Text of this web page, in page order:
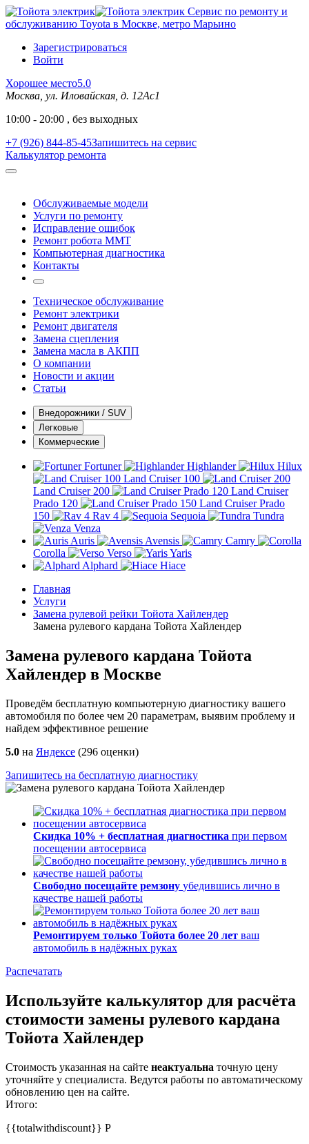
Сервис по ремонту и
обслуживанию Toyota в Москве, метро Марьино
Зарегистрироваться
Войти
Хорошее место5.0
Москва, ул. Иловайская, д. 12Ас1
10:00 - 20:00 , без выходных
+7 (926) 844-85-45Запишитесь на сервис
Калькулятор ремонта
Обслуживаемые модели
Услуги по ремонту
Исправление ошибок
Ремонт робота MMT
Компьютерная диагностика
Контакты
Техническое обслуживание
Ремонт электрики
Ремонт двигателя
Замена сцепления
Замена масла в АКПП
О компании
Новости и акции
Статьи
Внедорожники / SUV
Легковые
Коммерческие
Fortuner Highlander
Hilux
Land Cruiser 100
Land Cruiser 200
Land Cruiser
Prado 120
Land Cruiser Prado
150
Rav 4 Sequoia
Tundra
Venza
Auris
Avensis
Camry
Corolla
Verso
Yaris
Alphard
Hiace
Главная
Услуги
Замена рулевой рейки Тойота Хайлендер
Замена рулевого кардана Тойота Хайлендер
Замена рулевого кардана Тойота
Хайлендер в Москве
Проведём бесплатную компьютерную диагностику вашего
автомобиля по более чем 20 параметрам, выявим проблему и
найдем эффективное решение
5.0 на Яндексе (296 оценки)
Запишитесь на бесплатную диагностику
Скидка 10% + бесплатная диагностика при первом
посещении автосервиса
Свободно посещайте ремзону убедившись лично в
качестве нашей работы
Ремонтируем только Тойота более 20 лет ваш
автомобиль в надёжных руках
Распечатать
Используйте калькулятор для расчёта
стоимости замены рулевого кардана
Тойота Хайлендер
Стоимость указанная на сайте неактуальна точную цену
уточняйте у специалиста. Ведутся работы по автоматическому
обновлению цен на сайте.
Итого:
{{totalwithdiscount}} Р